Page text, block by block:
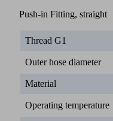
Push-in Fitting, straight
Thread G1
Outer hose diameter
Material
Operating temperature